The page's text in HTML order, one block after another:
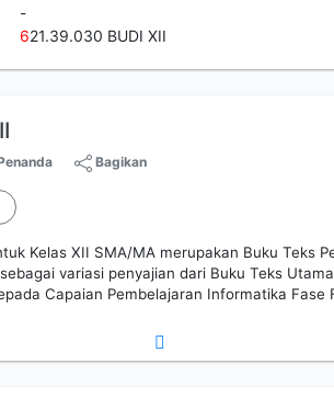
-
621.39.030 BUDI XII
Bagikan
Kelas XII SMA/MA merupakan Buku Teks
variasi penyajian dari Buku Teks
Capaian Pembelajaran Informatika Fase